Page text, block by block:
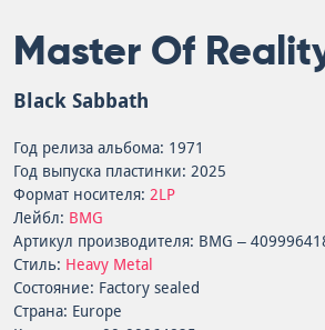
Master Of
Black Sabbath
Год релиза альбома: 1971
Год выпуска пластинки: 2025
Формат носителя: 2LP
Лейбл: BMG
Артикул производителя: BMG –
Стиль: Heavy Metal
Состояние: Factory sealed
Страна: Europe